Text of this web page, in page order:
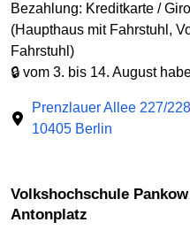
Bezahlung: Kreditkarte /
(Haupthaus mit Fahrstuhl,
Fahrstuhl)
🔒 vom 3. bis 14. August
Prenzlauer Allee 227/
10405 Berlin
Volkshochschule Pankow im Bildungszentrum am
Antonplatz